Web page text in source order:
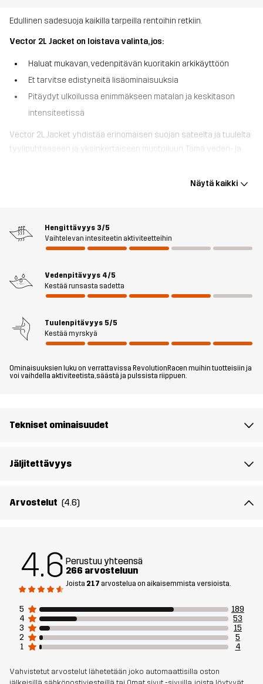
Edullinen sadesuoja kaikilla tarpeilla rentoihin retkiin.
Vector 2L Jacket on loistava valinta, jos:
Haluat mukavan, vedenpitävän kuoritakin arkikäyttöön
Et tarvitse edistyneitä lisäominaisuuksia
Pitäydyt ulkoilussa enimmäkseen matalan ja keskitason
intensiteetissä
Vector 2L Jacket yhdistää erinomaisen suojan sateelta ja tuulelta
tyylipuhtaaseen ja yksinkertaiseen muotoiluun. Tämä veden- ja
materiaalista ja valoa heijastava printti pitää sinut näkyvissä
pimeässä. Sileä vuori tuntuu pehmeältä ja pitkät sisähihansuut
sadetakin edulliseen hintaan, tämä on täydellinen valintasi.
Istuvuus REGULAR
Materiaali 100% Polyesteria (Kierrätettyä)
Kalvo
Vesipilari: 10 000 mm
Tuotenumero
Näytä kaikki
Hengittävyys 3/5
Vaihtelevan intesiteetin aktiviteetteihin
Vedenpitävyys 4/5
Kestää runsasta sadetta
Tuulenpitävyys 5/5
Kestää myrskyä
Ominaisuuksien luku on verrattavissa RevolutionRacen muihin tuotteisiin ja
voi vaihdella aktiviteetista, säästä ja pulssista riippuen.
Tekniset ominaisuudet
Jäljitettävyys
Arvostelut (4.6)
4.6 Perustuu yhteensä
266 arvosteluun
Joista 217 arvostelua on aikaisemmista versioista.
5
189
4
53
3
15
2
5
1
4
Vahvistetut arvostelut lähetetään joko automaattisilla oston